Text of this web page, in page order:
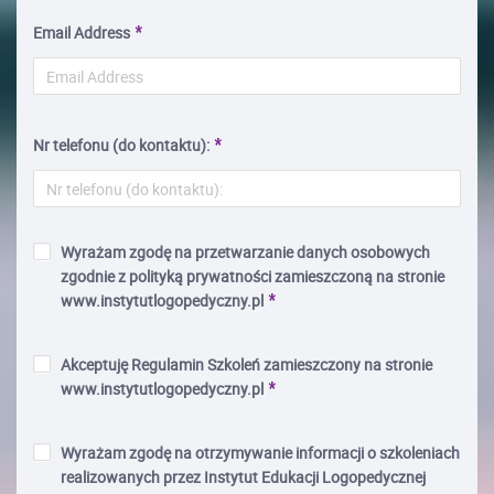
Email Address
Nr telefonu (do kontaktu):
Wyrażam zgodę na przetwarzanie danych osobowych
zgodnie z polityką prywatności zamieszczoną na stronie
www.instytutlogopedyczny.pl
Akceptuję Regulamin Szkoleń zamieszczony na stronie
www.instytutlogopedyczny.pl
Wyrażam zgodę na otrzymywanie informacji o szkoleniach
realizowanych przez Instytut Edukacji Logopedycznej